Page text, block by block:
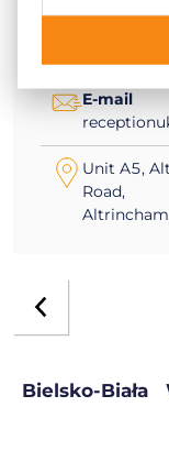
E-mail
Unit A5,
Road,
Bielsko-Biała